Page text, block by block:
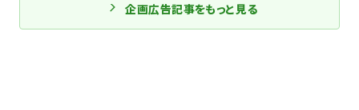
企画広告記事をもっと見る